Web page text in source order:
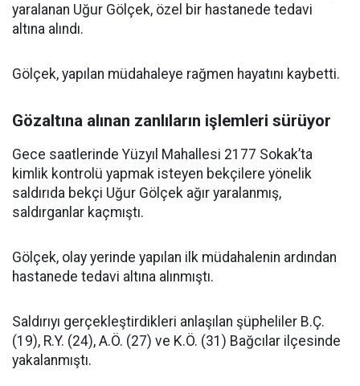
yaralanan Uğur Gölçek, özel bir hastanede tedavi
altına alındı.
Gölçek, yapılan müdahaleye rağmen hayatını kaybetti.
Gözaltına alınan zanlıların işlemleri sürüyor
Gece saatlerinde Yüzyıl Mahallesi 2177 Sokak’ta
kimlik kontrolü yapmak isteyen bekçilere yönelik
saldırıda bekçi Uğur Gölçek ağır yaralanmış,
saldırganlar kaçmıştı.
Gölçek, olay yerinde yapılan ilk müdahalenin ardından
hastanede tedavi altına alınmıştı.
Saldırıyı gerçekleştirdikleri anlaşılan şüpheliler B.Ç.
(19), R.Y. (24), A.Ö. (27) ve K.Ö. (31) Bağcılar ilçesinde
yakalanmıştı.